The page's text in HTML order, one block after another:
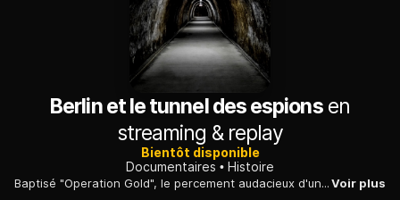
Berlin et le tunnel des espionsen
streaming & replay
Bientôt disponible
Documentaires
Histoire
Baptisé "Operation Gold", le percement audacieux d'un tunnel sous le secteur Est de Berlin visait à placer le quartier général soviétique sur écoute.Voir plus